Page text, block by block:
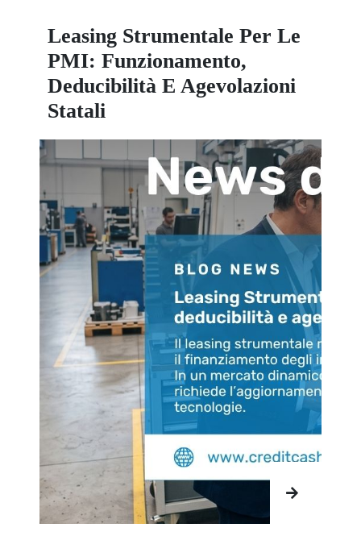
Leasing Strumentale Per Le
PMI: Funzionamento,
Deducibilità E Agevolazioni
Statali